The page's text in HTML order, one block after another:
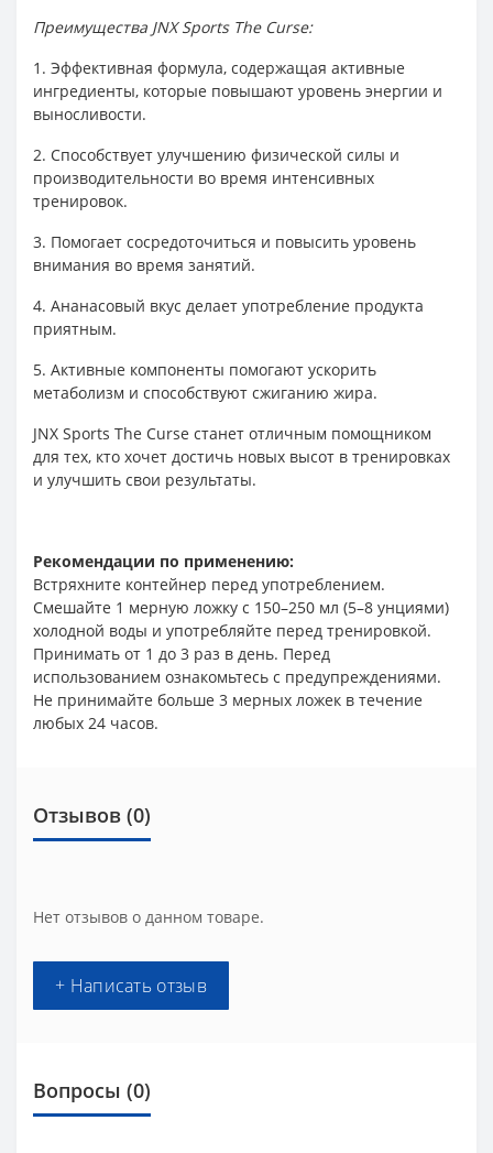
Преимущества JNX Sports The Curse:
1. Эффективная формула, содержащая активные
ингредиенты, которые повышают уровень энергии и
выносливости.
2. Способствует улучшению физической силы и
производительности во время интенсивных
тренировок.
3. Помогает сосредоточиться и повысить уровень
внимания во время занятий.
4. Ананасовый вкус делает употребление продукта
приятным.
5. Активные компоненты помогают ускорить
метаболизм и способствуют сжиганию жира.
JNX Sports The Curse станет отличным помощником
для тех, кто хочет достичь новых высот в тренировках
и улучшить свои результаты.
Рекомендации по применению:
Встряхните контейнер перед употреблением.
Смешайте 1 мерную ложку с 150–250 мл (5–8 унциями)
холодной воды и употребляйте перед тренировкой.
Принимать от 1 до 3 раз в день. Перед
использованием ознакомьтесь с предупреждениями.
Не принимайте больше 3 мерных ложек в течение
любых 24 часов.
Отзывов (0)
Нет отзывов о данном товаре.
+ Написать отзыв
Вопросы (0)